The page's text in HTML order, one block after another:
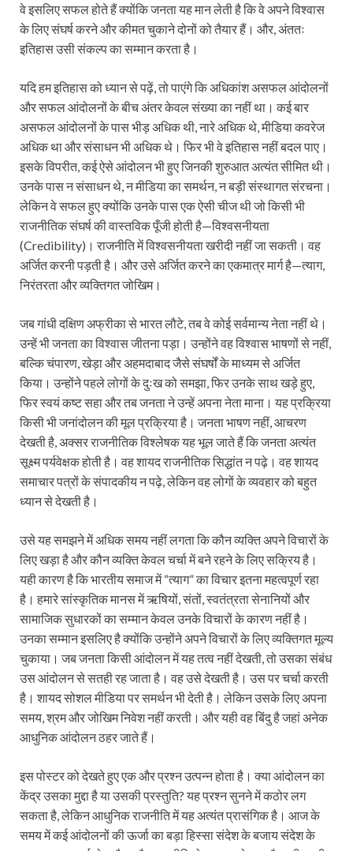
वे इसलिए सफल होते हैं क्योंकि जनता यह मान लेती है कि वे अपने विश्वास
के लिए संघर्ष करने और कीमत चुकाने दोनों को तैयार हैं। और, अंततः
इतिहास उसी संकल्प का सम्मान करता है।
यदि हम इतिहास को ध्यान से पढ़ें, तो पाएंगे कि अधिकांश असफल आंदोलनों
और सफल आंदोलनों के बीच अंतर केवल संख्या का नहीं था। कई बार
असफल आंदोलनों के पास भीड़ अधिक थी, नारे अधिक थे, मीडिया कवरेज
अधिक था और संसाधन भी अधिक थे। फिर भी वे इतिहास नहीं बदल पाए।
इसके विपरीत, कई ऐसे आंदोलन भी हुए जिनकी शुरुआत अत्यंत सीमित थी।
उनके पास न संसाधन थे, न मीडिया का समर्थन, न बड़ी संस्थागत संरचना।
लेकिन वे सफल हुए क्योंकि उनके पास एक ऐसी चीज थी जो किसी भी
राजनीतिक संघर्ष की वास्तविक पूँजी होती है—विश्वसनीयता
(Credibility)। राजनीति में विश्वसनीयता खरीदी नहीं जा सकती। वह
अर्जित करनी पड़ती है। और उसे अर्जित करने का एकमात्र मार्ग है—त्याग,
निरंतरता और व्यक्तिगत जोखिम।
जब गांधी दक्षिण अफ्रीका से भारत लौटे, तब वे कोई सर्वमान्य नेता नहीं थे।
उन्हें भी जनता का विश्वास जीतना पड़ा। उन्होंने वह विश्वास भाषणों से नहीं,
बल्कि चंपारण, खेड़ा और अहमदाबाद जैसे संघर्षों के माध्यम से अर्जित
किया। उन्होंने पहले लोगों के दुःख को समझा, फिर उनके साथ खड़े हुए,
फिर स्वयं कष्ट सहा और तब जनता ने उन्हें अपना नेता माना। यह प्रक्रिया
किसी भी जनांदोलन की मूल प्रक्रिया है। जनता भाषण नहीं, आचरण
देखती है, अक्सर राजनीतिक विश्लेषक यह भूल जाते हैं कि जनता अत्यंत
सूक्ष्म पर्यवेक्षक होती है। वह शायद राजनीतिक सिद्धांत न पढ़े। वह शायद
समाचार पत्रों के संपादकीय न पढ़े, लेकिन वह लोगों के व्यवहार को बहुत
ध्यान से देखती है।
उसे यह समझने में अधिक समय नहीं लगता कि कौन व्यक्ति अपने विचारों के
लिए खड़ा है और कौन व्यक्ति केवल चर्चा में बने रहने के लिए सक्रिय है।
यही कारण है कि भारतीय समाज में “त्याग” का विचार इतना महत्वपूर्ण रहा
है। हमारे सांस्कृतिक मानस में ऋषियों, संतों, स्वतंत्रता सेनानियों और
सामाजिक सुधारकों का सम्मान केवल उनके विचारों के कारण नहीं है।
उनका सम्मान इसलिए है क्योंकि उन्होंने अपने विचारों के लिए व्यक्तिगत मूल्य
चुकाया। जब जनता किसी आंदोलन में यह तत्व नहीं देखती, तो उसका संबंध
उस आंदोलन से सतही रह जाता है। वह उसे देखती है। उस पर चर्चा करती
है। शायद सोशल मीडिया पर समर्थन भी देती है। लेकिन उसके लिए अपना
समय, श्रम और जोखिम निवेश नहीं करती। और यही वह बिंदु है जहां अनेक
आधुनिक आंदोलन ठहर जाते हैं।
इस पोस्टर को देखते हुए एक और प्रश्न उत्पन्न होता है। क्या आंदोलन का
केंद्र उसका मुद्दा है या उसकी प्रस्तुति? यह प्रश्न सुनने में कठोर लग
सकता है, लेकिन आधुनिक राजनीति में यह अत्यंत प्रासंगिक है। आज के
समय में कई आंदोलनों की ऊर्जा का बड़ा हिस्सा संदेश के बजाय संदेश के